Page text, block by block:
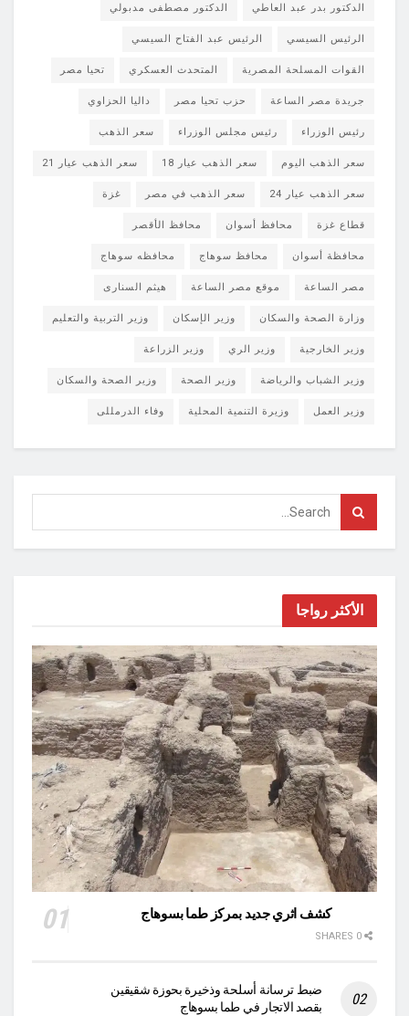
الدكتور بدر عبد العاطي الدكتور مصطفى مدبولي
الرئيس السيسي الرئيس عبد الفتاح السيسي
القوات المسلحة المصرية المتحدث العسكري تحيا مصر
جريدة مصر الساعة حزب تحيا مصر داليا الحزاوي
رئيس الوزراء رئيس مجلس الوزراء سعر الذهب
سعر الذهب اليوم سعر الذهب عيار 18 سعر الذهب عيار 21
سعر الذهب عيار 24 سعر الذهب في مصر غزة
قطاع غزة محافظ أسوان محافظ الأقصر
محافظة أسوان محافظ سوهاج محافظه سوهاج
مصر الساعة موقع مصر الساعة هيثم السنارى
وزارة الصحة والسكان وزير الإسكان وزير التربية والتعليم
وزير الخارجية وزير الري وزير الزراعة
وزير الشباب والرياضة وزير الصحة وزير الصحة والسكان
وزير العمل وزيرة التنمية المحلية وفاء الدرمللى
الأكثر رواجا
كشف اثري جديد بمركز طما بسوهاج
ضبط ترسانة أسلحة وذخيرة بحوزة شقيقين
بقصد الاتجار في طما بسوهاج